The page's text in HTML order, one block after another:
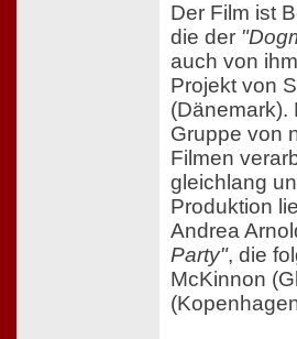
Der Film ist
die der
auch von
Projekt von
(Dänemark).
Gruppe von
Filmen
gleichlang
Produktion
Andrea
Party", die
McKinnon